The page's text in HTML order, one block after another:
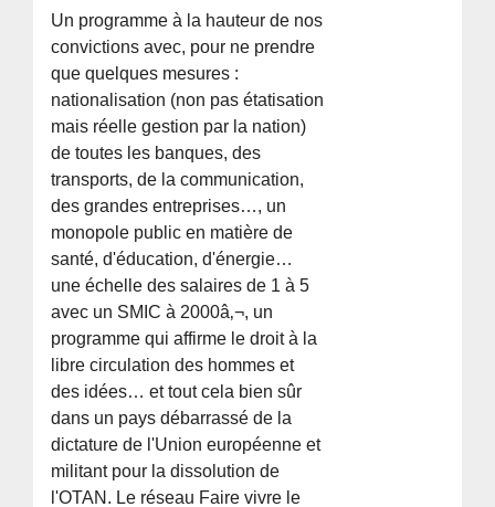
Un programme à la hauteur de nos
convictions avec, pour ne prendre
que quelques mesures :
nationalisation (non pas étatisation
mais réelle gestion par la nation)
de toutes les banques, des
transports, de la communication,
des grandes entreprises…, un
monopole public en matière de
santé, d'éducation, d'énergie…
une échelle des salaires de 1 à 5
avec un SMIC à 2000â‚¬, un
programme qui affirme le droit à la
libre circulation des hommes et
des idées… et tout cela bien sûr
dans un pays débarrassé de la
dictature de l'Union européenne et
militant pour la dissolution de
l'OTAN. Le réseau Faire vivre le